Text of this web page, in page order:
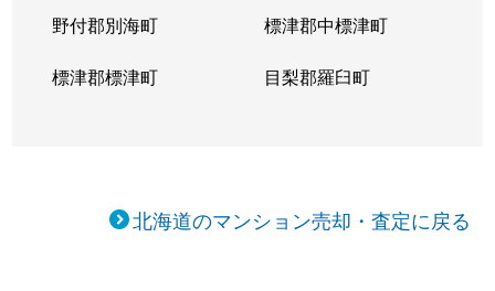
野付郡別海町 標津郡中標津町
標津郡標津町 目梨郡羅臼町
北海道のマンション売却・査定に戻る